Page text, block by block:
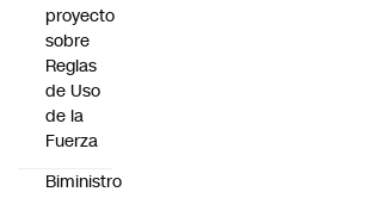
proyecto
sobre
Reglas
de Uso
de la
Fuerza
Biministro